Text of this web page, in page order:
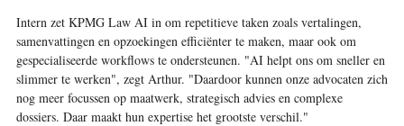
Intern zet KPMG Law AI in om repetitieve taken zoals vertalingen,
samenvattingen en opzoekingen efficiënter te maken, maar ook om
gespecialiseerde workflows te ondersteunen. "AI helpt ons om sneller en
slimmer te werken", zegt Arthur. "Daardoor kunnen onze advocaten zich
nog meer focussen op maatwerk, strategisch advies en complexe
dossiers. Daar maakt hun expertise het grootste verschil."